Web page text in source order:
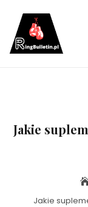
content
Jakie
Jakie